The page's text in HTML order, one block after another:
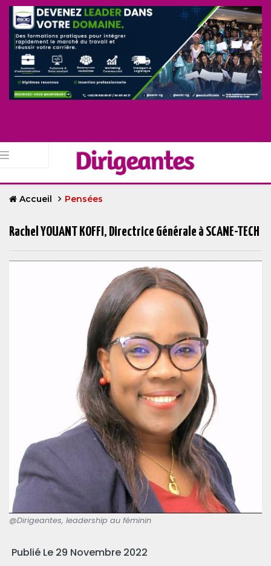
Accueil Pensées
Rachel YOUANT KOFFI, Directrice Générale à SCANE-TECH
@Dirigeantes, leadership au féminin
Publié Le 29 Novembre 2022